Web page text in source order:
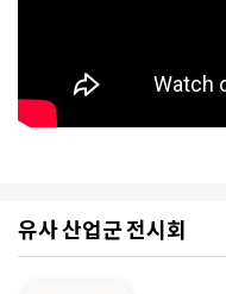
유사 산업군 전시회